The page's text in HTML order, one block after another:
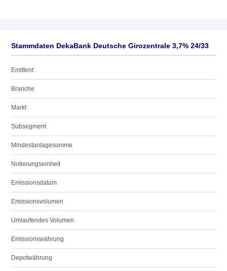
Stammdaten DekaBank Deutsche Girozentrale 3,7% 24/33
Emittent
Branche
Markt
Subsegment
Mindestanlagesumme
Notierungseinheit
Emissionsdatum
Emissionsvolumen
Umlaufendes Volumen
Emissionswährung
Depotwährung